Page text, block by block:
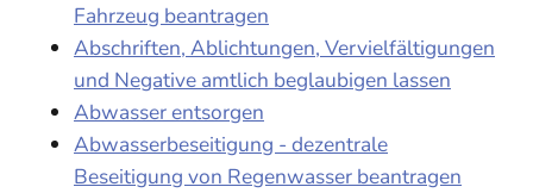
Fahrzeug beantragen
Abschriften, Ablichtungen, Vervielfältigungen
und Negative amtlich beglaubigen lassen
Abwasser entsorgen
Abwasserbeseitigung - dezentrale
Beseitigung von Regenwasser beantragen